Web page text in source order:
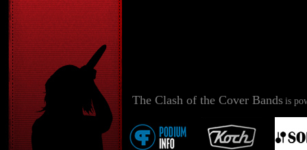
The Clash of the Cover Bands is